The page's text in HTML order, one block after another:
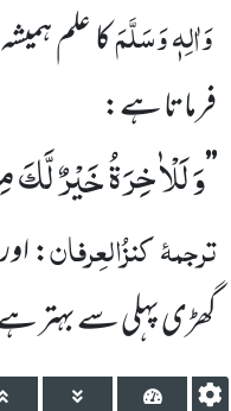
وَاٰلِہٖ وَسَلَّمَکا علم
فرماتا ہے:
’’وَ لَلْاٰخِرَةُ خَیْرٌ لَّكَ
ترجمۂکنزُالعِرفان:
گھڑی پہلیسے بہتر